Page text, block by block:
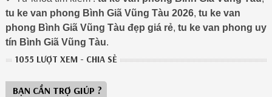
tu ke van phong Bình Giã Vũng Tàu 2026, tu ke van
phong Bình Giã Vũng Tàu đẹp giá rẻ, tu ke van phong uy
tín Bình Giã Vũng Tàu.
1055 LƯỢT XEM - CHIA SẺ
BẠN CẦN TRỢ GIÚP ?